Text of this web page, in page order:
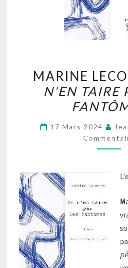
ON
N’EN
PAS
MARINE
N’EN TAIRE
17 Mars 2024
M